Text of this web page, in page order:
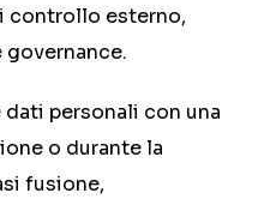
controllo esterno,
personali con una
o durante la
fusione,